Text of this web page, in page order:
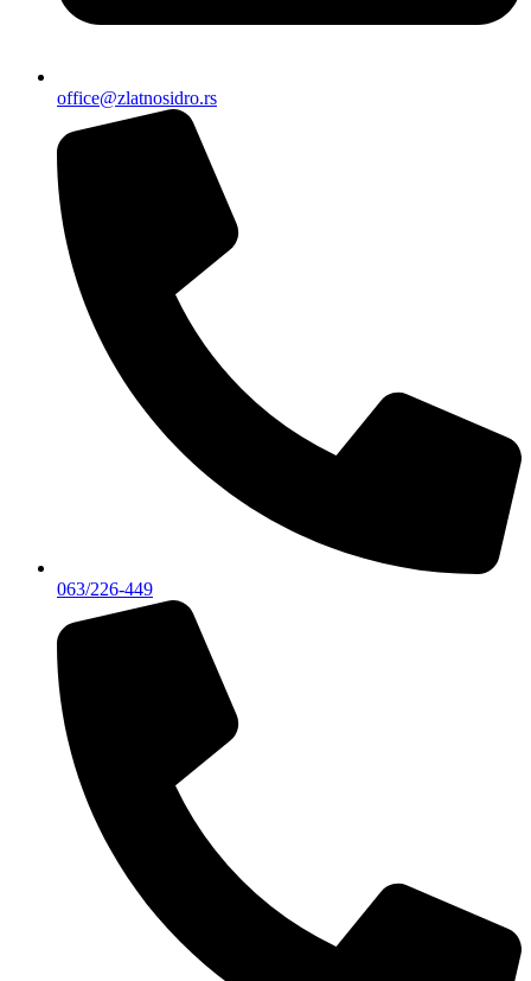
office@zlatnosidro.rs
063/226-449